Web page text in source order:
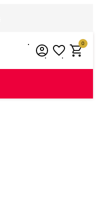
Verlanglijstje
0